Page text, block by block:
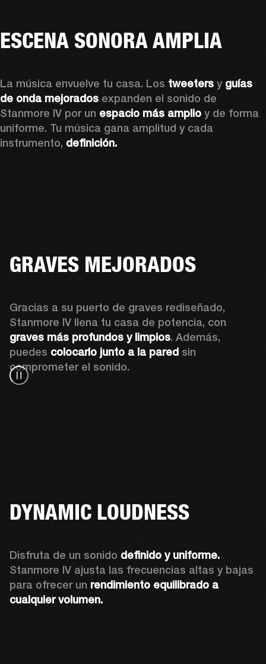
ESCENA SONORA AMPLIA
La música envuelve tu casa. Los tweeters y guías
de onda mejorados expanden el sonido de
Stanmore IV por un espacio más amplio y de forma
uniforme. Tu música gana amplitud y cada
instrumento, definición.
GRAVES MEJORADOS
Gracias a su puerto de graves rediseñado,
graves más profundos y limpios. Además,
puedes colocarlo junto a la pared sin
comprometer el sonido.
DYNAMIC LOUDNESS
Disfruta de un sonido definido y uniforme.
Stanmore IV ajusta las frecuencias altas y bajas
para ofrecer un rendimiento equilibrado a
cualquier volumen.